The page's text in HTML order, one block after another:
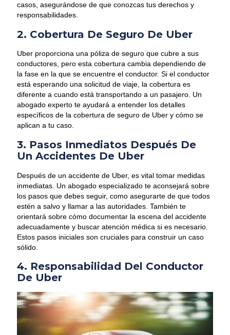
casos, asegurándose de que conozcas tus derechos y
responsabilidades.
2. Cobertura De Seguro De Uber
Uber proporciona una póliza de seguro que cubre a sus
conductores, pero esta cobertura cambia dependiendo de
la fase en la que se encuentre el conductor. Si el conductor
está esperando una solicitud de viaje, la cobertura es
diferente a cuando está transportando a un pasajero. Un
abogado experto te ayudará a entender los detalles
específicos de la cobertura de seguro de Uber y cómo se
aplican a tu caso.
3. Pasos Inmediatos Después De
Un Accidentes De Uber
Después de un accidente de Uber, es vital tomar medidas
inmediatas. Un abogado especializado te aconsejará sobre
los pasos que debes seguir, como asegurarte de que todos
estén a salvo y llamar a las autoridades. También te
orientará sobre cómo documentar la escena del accidente
adecuadamente y buscar atención médica si es necesario.
Estos pasos iniciales son cruciales para construir un caso
sólido.
4. Responsabilidad Del Conductor
De Uber